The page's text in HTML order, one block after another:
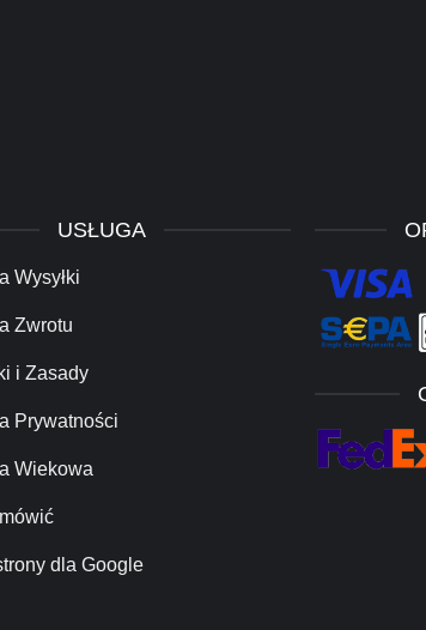
USŁUGA
Wysyłki
Zwrotu
i Zasady
Prywatności
Wiekowa
dla Google